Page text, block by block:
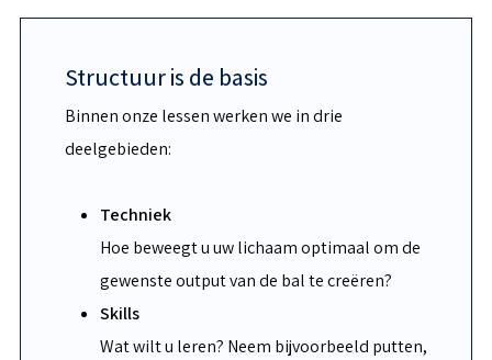
Structuur is de basis
Binnen onze lessen werken we in drie
deelgebieden:
Techniek
Hoe beweegt u uw lichaam optimaal om de
gewenste output van de bal te creëren?
Skills
Wat wilt u leren? Neem bijvoorbeeld putten,